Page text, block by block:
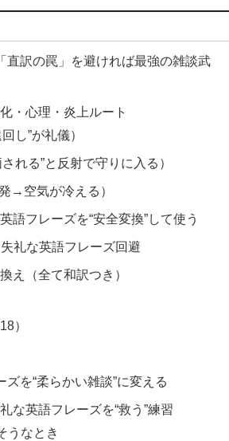
直訳の罠」を避ければ最強の雑談武
・心理・炎上ルート
し”が礼儀）
れる”と反射で守りに入る）
→空気が冷える）
語フレーズを“安全変換”して使う
礼な英語フレーズ回避
え（全て和訳つき）
）
を“柔らかい雑談”に変える
な英語フレーズを“救う”練習
うなとき